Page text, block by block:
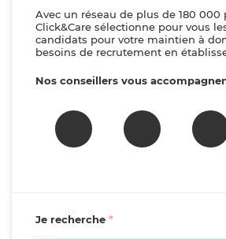
Avec un réseau de plus de 180 000
Click&Care sélectionne pour vous
candidats pour votre maintien à
besoins de recrutement en
Nos conseillers vous
Je recherche